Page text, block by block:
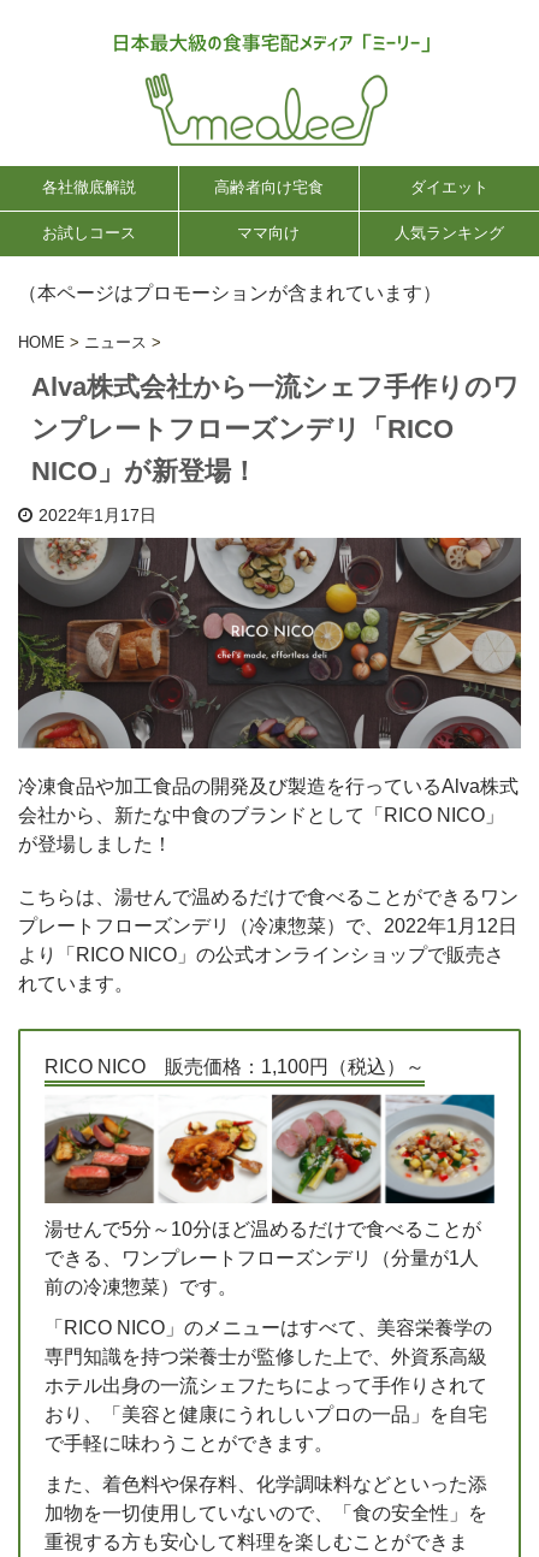
各社徹底解説 高齢者向け宅食 ダイエット
お試しコース ママ向け 人気ランキング
（本ページはプロモーションが含まれています）
HOME > ニュース >
Alva株式会社から一流シェフ手作りのワ
ンプレートフローズンデリ「RICO
NICO」が新登場！
2022年1月17日
冷凍食品や加工食品の開発及び製造を行っているAlva株式
会社から、新たな中食のブランドとして「RICO NICO」
が登場しました！
こちらは、湯せんで温めるだけで食べることができるワン
プレートフローズンデリ（冷凍惣菜）で、2022年1月12日
より「RICO NICO」の公式オンラインショップで販売さ
れています。
RICO NICO 販売価格：1,100円（税込）～
湯せんで5分～10分ほど温めるだけで食べることが
できる、ワンプレートフローズンデリ（分量が1人
前の冷凍惣菜）です。
「RICO NICO」のメニューはすべて、美容栄養学の
専門知識を持つ栄養士が監修した上で、外資系高級
ホテル出身の一流シェフたちによって手作りされて
おり、「美容と健康にうれしいプロの一品」を自宅
で手軽に味わうことができます。
また、着色料や保存料、化学調味料などといった添
加物を一切使用していないので、「食の安全性」を
重視する方も安心して料理を楽しむことができま